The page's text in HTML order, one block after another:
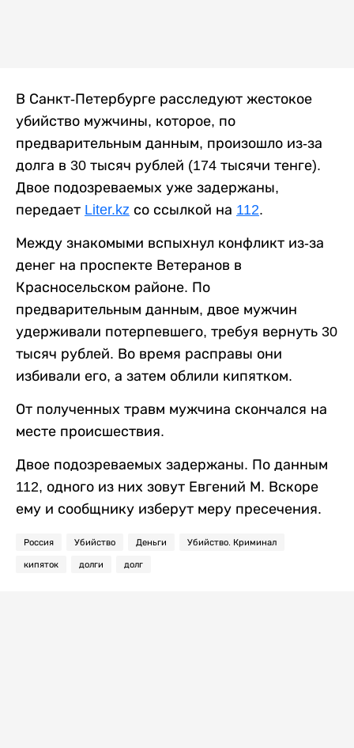
В Санкт-Петербурге расследуют жестокое
убийство мужчины, которое, по
предварительным данным, произошло из-за
долга в 30 тысяч рублей (174 тысячи тенге).
Двое подозреваемых уже задержаны,
передает Liter.kz со ссылкой на 112.
Между знакомыми вспыхнул конфликт из-за
денег на проспекте Ветеранов в
Красносельском районе. По
предварительным данным, двое мужчин
удерживали потерпевшего, требуя вернуть 30
тысяч рублей. Во время расправы они
избивали его, а затем облили кипятком.
От полученных травм мужчина скончался на
месте происшествия.
Двое подозреваемых задержаны. По данным
112, одного из них зовут Евгений М. Вскоре
ему и сообщнику изберут меру пресечения.
Россия Убийство Деньги Убийство. Криминал
кипяток долги долг